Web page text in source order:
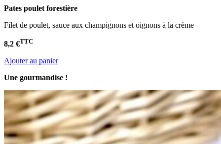
Pates poulet forestière
Filet de poulet, sauce aux champignons et oignons à la crème
8,2 €TTC
Ajouter au panier
Une gourmandise !